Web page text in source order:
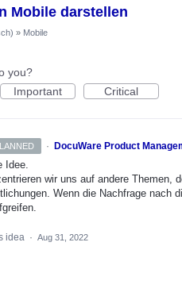
Mobile darstellen
» Mobile
you?
Important Critical
· DocuWare Product
Idee.
wir uns auf andere Themen,
Wenn die Nachfrage nach
idea · Aug 31, 2022